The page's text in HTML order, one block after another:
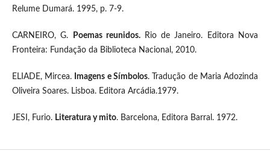
Relume Dumará. 1995, p. 7-9.
CARNEIRO, G. Poemas reunidos.
Rio de Janeiro. Editora Nova
Fronteira: Fundação da Biblioteca Nacional, 2010.
ELIADE, Mircea. Imagens e Símbolos. Tradução de Maria Adozinda
Oliveira Soares. Lisboa. Editora Arcádia.1979.
JESI, Furio. Literatura y mito. Barcelona, Editora Barral. 1972.